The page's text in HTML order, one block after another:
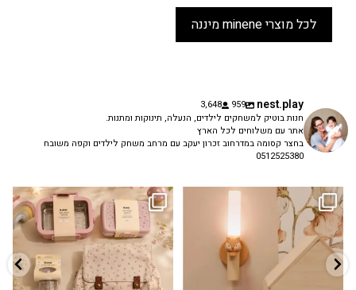
לכל מוצרי minene מיננה
nest.play
959
3,648
חנות בוטיק למשחקים לילדים, הנעלה, תינוקות ומתנות.
אתר עם משלוחים לכל הארץ
בחצר קסומה במדרחוב זכרון יעקב עם מרחב משחק לילדים וקפה משובח
0512525380
✨ חוזרים למסגרת בסטייל! ✨
הקולקציה החדשה...
9 4
גם פריט עיצובי לחדר, גם מנורת לילה
...
3 0